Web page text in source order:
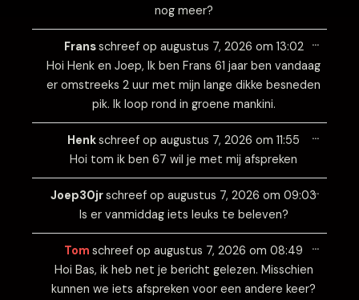
nog meer?
Fransschreef op augustus 7, 2026 om 13:02
Hoi Henk en Joep, Ik ben Frans 61 jaar ben vandaag
er omstreeks 2 uur met mijn lange dikke besneden
pik. Ik loop rond in groene mankini.
…
Wissel
deze
Henkschreef op augustus 7, 2026 om 11:55
Hoi tom ik ben 67 wil je met mij afspreken
…
Wissel
deze
Joep30jrschreef op augustus 7, 2026 om 09:03
Is er vanmiddag iets leuks te beleven?
…
Wissel
deze
Tom schreef op augustus 7, 2026 om 08:49
Hoi Bas, ik heb net je bericht gelezen. Misschien
kunnen we iets afspreken voor een andere keer?
…
Wissel
deze